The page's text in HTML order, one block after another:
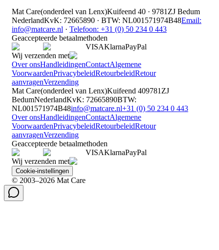
Mat Care(onderdeel van Lenx)Kuifeend 40 · 9781ZJ Bedum
NederlandKvK: 72665890 · BTW: NL001571974B48Email:
info@matcare.nl · Telefoon: +31 (0) 50 234 0 443
Geaccepteerde betaalmethoden
VISAKlarnaPayPal
Wij verzenden met
Over onsHandleidingenContactAlgemene
VoorwaardenPrivacybeleidRetourbeleidRetour
aanvragenVerzending
Mat Care(onderdeel van Lenx)Kuifeend 409781ZJ
BedumNederlandKvK: 72665890BTW:
NL001571974B48info@matcare.nl+31 (0) 50 234 0 443
Over onsHandleidingenContactAlgemene
VoorwaardenPrivacybeleidRetourbeleidRetour
aanvragenVerzending
Geaccepteerde betaalmethoden
VISAKlarnaPayPal
Wij verzenden met
Cookie-instellingen
© 2003–2026 Mat Care